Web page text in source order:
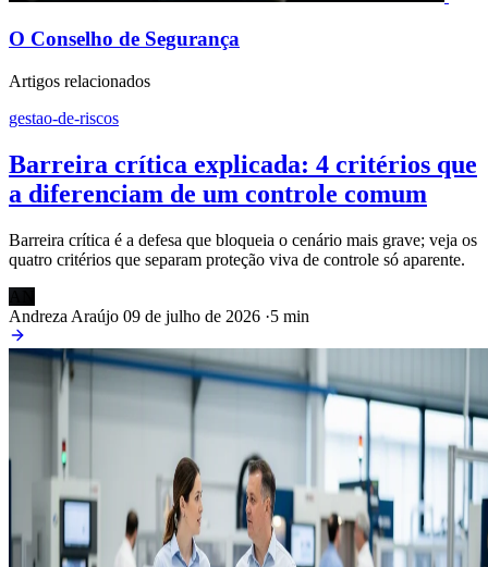
O Conselho de Segurança
Artigos relacionados
gestao-de-riscos
Barreira crítica explicada: 4 critérios que
a diferenciam de um controle comum
Barreira crítica é a defesa que bloqueia o cenário mais grave; veja os
quatro critérios que separam proteção viva de controle só aparente.
Andreza Araújo 09 de julho de 2026 ·5 min